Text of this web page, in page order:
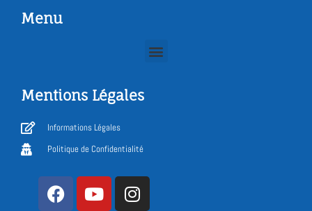
Menu
Mentions Légales
Informations Légales
Politique de Confidentialité